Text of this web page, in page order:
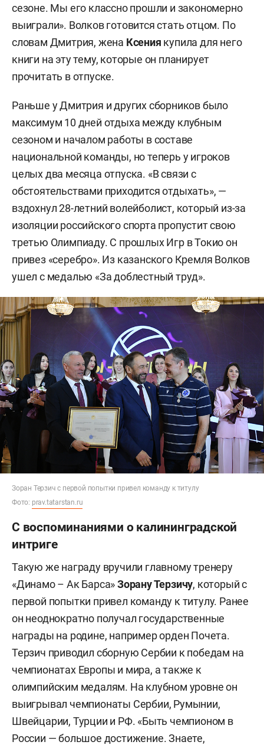
сезоне. Мы его классно прошли и закономерно
выиграли». Волков готовится стать отцом. По
словам Дмитрия, жена Ксения купила для него
книги на эту тему, которые он планирует
прочитать в отпуске.
Раньше у Дмитрия и других сборников было
максимум 10 дней отдыха между клубным
сезоном и началом работы в составе
национальной команды, но теперь у игроков
целых два месяца отпуска. «В связи с
обстоятельствами приходится отдыхать», —
вздохнул 28-летний волейболист, который из-за
изоляции российского спорта пропустит свою
третью Олимпиаду. С прошлых Игр в Токио он
привез «серебро». Из казанского Кремля Волков
ушел с медалью «За доблестный труд».
Зоран Терзич с первой попытки привел команду к титулу
Фото: prav.tatarstan.ru
С воспоминаниями о калининградской
интриге
Такую же награду вручили главному тренеру
«Динамо – Ак Барса»Зорану Терзичу, который с
первой попытки привел команду к титулу. Ранее
он неоднократно получал государственные
награды на родине, например орден Почета.
Терзич приводил сборную Сербии к победам на
чемпионатах Европы и мира, а также к
олимпийским медалям. На клубном уровне он
выигрывал чемпионаты Сербии, Румынии,
Швейцарии, Турции и РФ. «Быть чемпионом в
России — большое достижение. Знаете,